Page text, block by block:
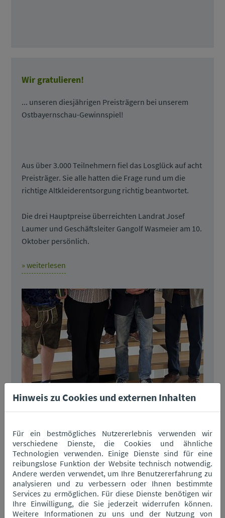
Wir gratulieren!
... unseren diesjährigen Preisträgern bei unserem
Ostbayernschau-Gewinnspiel!
Aus über 3.000 Teilnehmern fiel das Losglück auf acht
Preisträger. Sie alle hatten die Frage rund um die
richtige Altkleiderentsorgung richtig beantwortet.
Die drei Hauptpreise überreichten Landrat Josef
Laumer und Geschäftsleiter Gangolf Wasmeier am 10.
Oktober persönlich.
» weiterlesen
Hinweis zu Cookies und externen Inhalten
Für ein bestmögliches Nutzererlebnis verwenden wir
verschiedene Dienste, die Cookies und ähnliche
Technologien verwenden. Einige Dienste sind für eine
reibungslose Funktion der Website technisch notwendig.
Andere werden verwendet, um Ihre Benutzererfahrung zu
analysieren und zu verbessern oder Ihnen bestimmte
Services zu ermöglichen. Für diese Dienste benötigen wir
Ihre Einwilligung, die Sie jederzeit widerrufen können.
Weitere Informationen zu uns und der Nutzung von